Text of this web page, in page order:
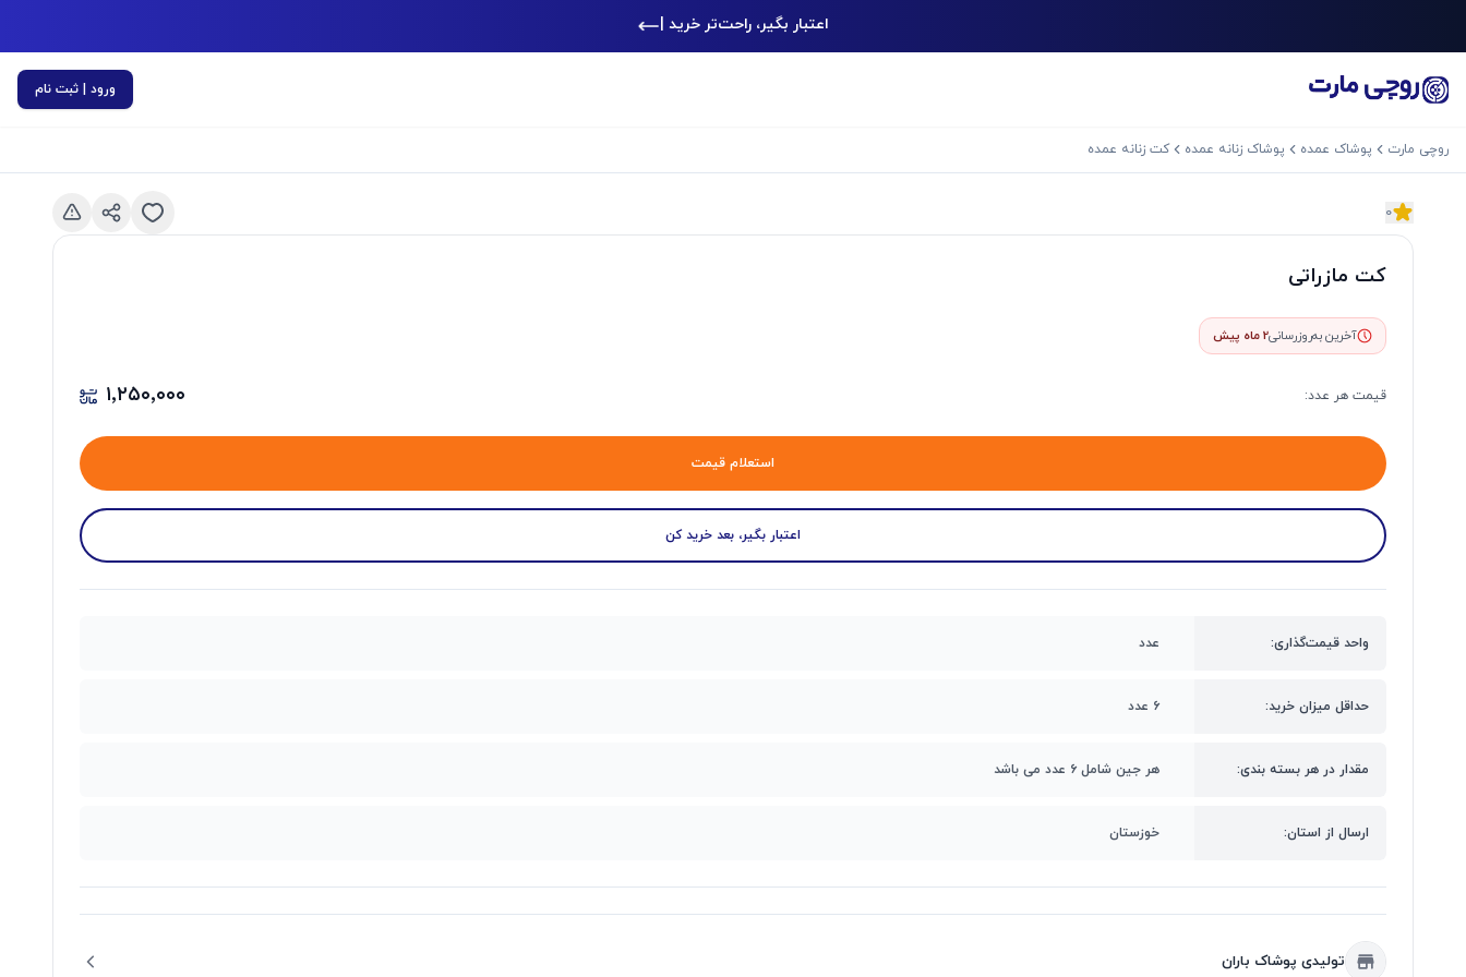
اعتبار بگیر، راحت‌تر خرید کن|
ورود | ثبت نام
روچی مارت پوشاک عمده پوشاک زنانه عمده کت زنانه عمده
0
اسلاید بعدی
کت مازراتی
آخرین به‌روزرسانی2 ماه پیش
قیمت هر عدد: ۱٬۲۵۰٬۰۰۰
استعلام قیمت
اعتبار بگیر، بعد خرید کن
واحد قیمت‌گذاری: عدد
حداقل میزان خرید: ۶ عدد
مقدار در هر بسته بندی: هر جین شامل ۶ عدد می باشد
ارسال از استان: خوزستان
تولیدی پوشاک باران